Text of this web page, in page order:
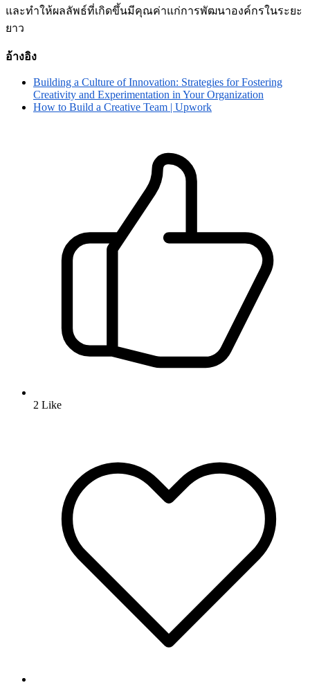
และทำให้ผลลัพธ์ที่เกิดขึ้นมีคุณค่าแก่การพัฒนาองค์กรในระยะ
ยาว
อ้างอิง
Building a Culture of Innovation: Strategies for Fostering
Creativity and Experimentation in Your Organization
How to Build a Creative Team | Upwork
2 Like